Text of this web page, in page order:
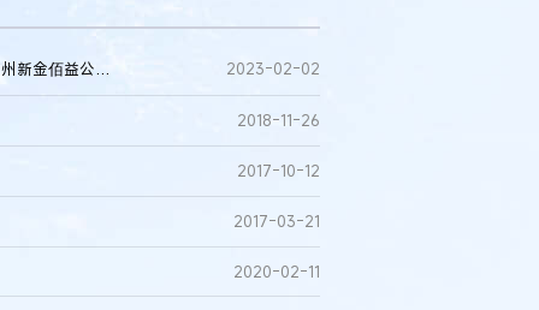
原料名称能否成为商标侵权抗辩理由——评江西江中公司诉泉州新金佰益公司商标侵权案 2023-02-02
2018-11-26
2017-10-12
2017-03-21
2020-02-11